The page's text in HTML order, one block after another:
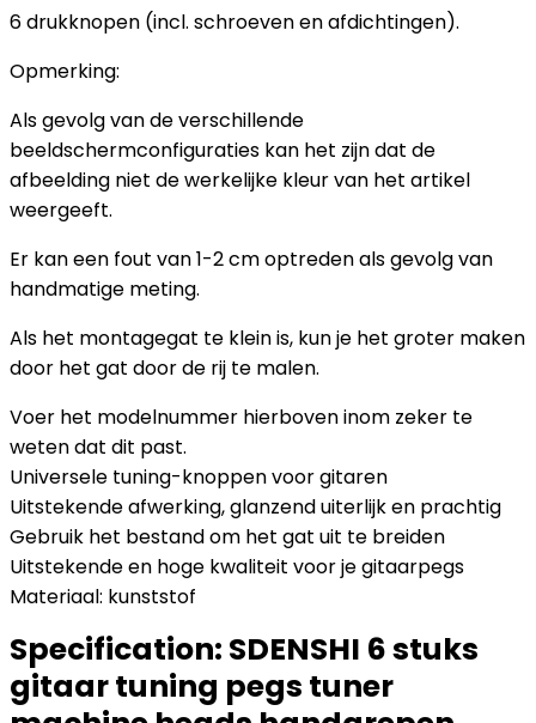
6 drukknopen (incl. schroeven en afdichtingen).
Opmerking:
Als gevolg van de verschillende
beeldschermconfiguraties kan het zijn dat de
afbeelding niet de werkelijke kleur van het artikel
weergeeft.
Er kan een fout van 1-2 cm optreden als gevolg van
handmatige meting.
Als het montagegat te klein is, kun je het groter maken
door het gat door de rij te malen.
Voer het modelnummer hierboven inom zeker te
weten dat dit past.
Universele tuning-knoppen voor gitaren
Uitstekende afwerking, glanzend uiterlijk en prachtig
Gebruik het bestand om het gat uit te breiden
Uitstekende en hoge kwaliteit voor je gitaarpegs
Materiaal: kunststof
Specification: SDENSHI 6 stuks
gitaar tuning pegs tuner